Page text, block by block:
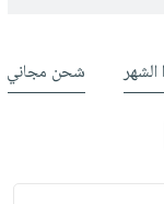
الشهر شحن مجاني